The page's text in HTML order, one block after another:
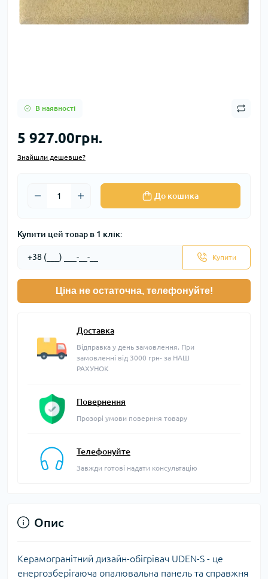
В наявності
5 927.00грн.
Знайшли дешевше?
До кошика
Купити цей товар в 1 клік:
Купити
Ціна не остаточна, телефонуйте!
Доставка
Відправка у день замовлення. При
замовленні від 3000 грн- за НАШ
РАХУНОК
Повернення
Прозорі умови поверння товару
Телефонуйте
Завжди готові надати консультацію
Опис
Керамогранітний дизайн-обігрівач UDEN-S - це
енергозберігаюча опалювальна панель та справжня